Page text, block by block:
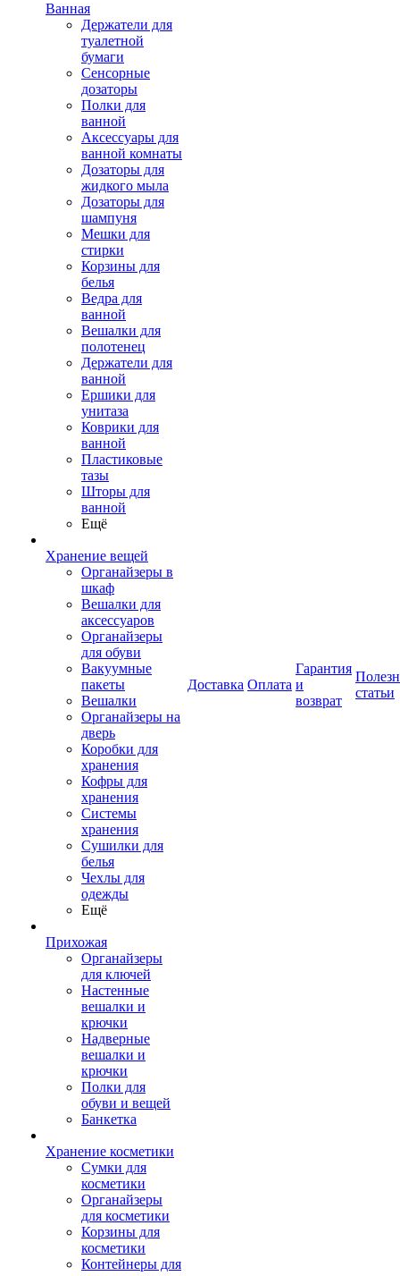
Ванная
Держатели для
туалетной
бумаги
Сенсорные
дозаторы
Полки для
ванной
Аксессуары для
ванной комнаты
Дозаторы для
жидкого мыла
Дозаторы для
шампуня
Мешки для
стирки
Корзины для
белья
Ведра для
ванной
Вешалки для
полотенец
Держатели для
ванной
Ершики для
унитаза
Коврики для
ванной
Пластиковые
тазы
Шторы для
ванной
Ещё
Хранение вещей
Органайзеры в
шкаф
Вешалки для
аксессуаров
Органайзеры
для обуви
Вакуумные
пакеты
Вешалки
Органайзеры на
дверь
Коробки для
хранения
Кофры для
хранения
Системы
хранения
Сушилки для
белья
Чехлы для
одежды
Ещё
Прихожая
Органайзеры
для ключей
Настенные
вешалки и
крючки
Надверные
вешалки и
крючки
Полки для
обуви и вещей
Банкетка
Хранение косметики
Сумки для
косметики
Органайзеры
для косметики
Корзины для
косметики
Контейнеры для
Доставка Оплата
Гарантия
и
возврат
статьи